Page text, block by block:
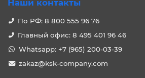
Наши контакты
По РФ: 8 800 555 96 76
Главный офис: 8 495 401 96 46
Whatsapp: +7 (965) 200-03-39
zakaz@ksk-company.com